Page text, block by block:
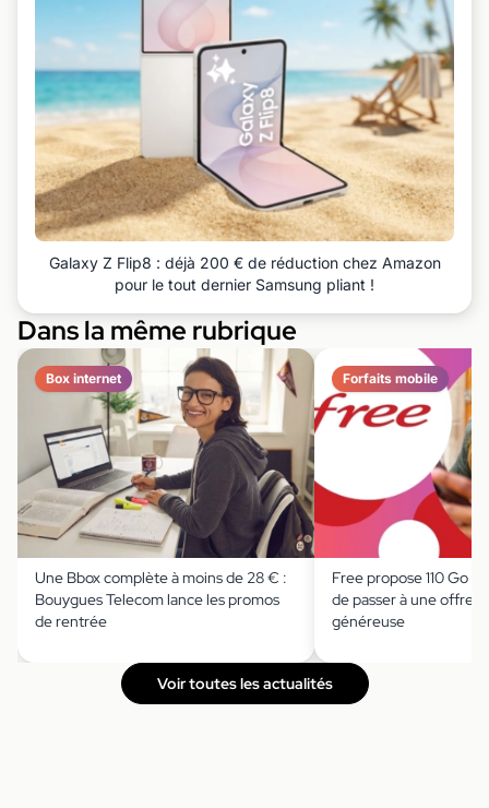
Galaxy Z Flip8 : déjà 200 € de réduction chez Amazon
pour le tout dernier Samsung pliant !
Dans la même rubrique
Box internet
Une Bbox complète à moins de 28 € :
Bouygues Telecom lance les promos
de rentrée
Forfaits mobile
Free propose 110 Go à
de passer à une offre
généreuse
Voir toutes les actualités